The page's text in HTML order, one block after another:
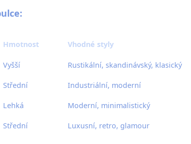
Hmotnost Vhodné styly
Vyšší Rustikální, skandinávský, klasický
Střední Industriální, moderní
Lehká Moderní, minimalistický
Střední Luxusní, retro, glamour